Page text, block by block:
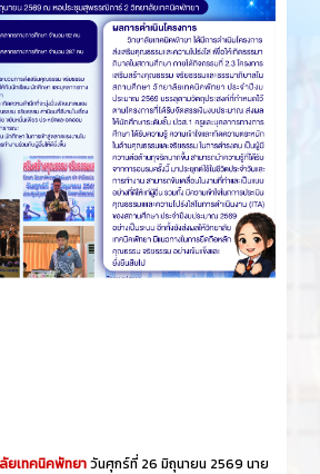
ยเทคนิคพัทยาวันศุกร์​ที่ 26 ​มิถุนายน​ 2569 นาย